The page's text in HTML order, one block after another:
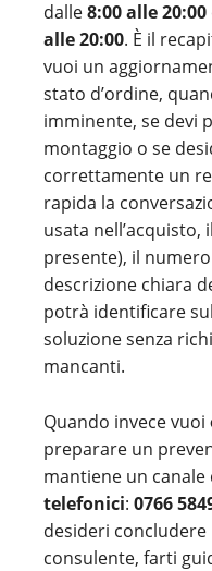
dalle8:00 alle 20:00
alle 20:00. È il
vuoi un
stato d’ordine,
imminente, se devi
montaggio o se
correttamente un
rapida la
usata nell’acquisto,
presente), il
descrizione chiara
potrà identificare
soluzione senza
mancanti.
Quando invece vuoi
preparare un
mantiene un
telefonici: 0766
desideri concludere
consulente, farti